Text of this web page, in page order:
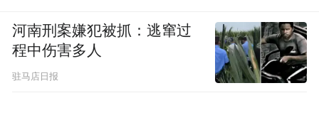
河南刑案嫌犯被抓：逃窜过
程中伤害多人
驻马店日报